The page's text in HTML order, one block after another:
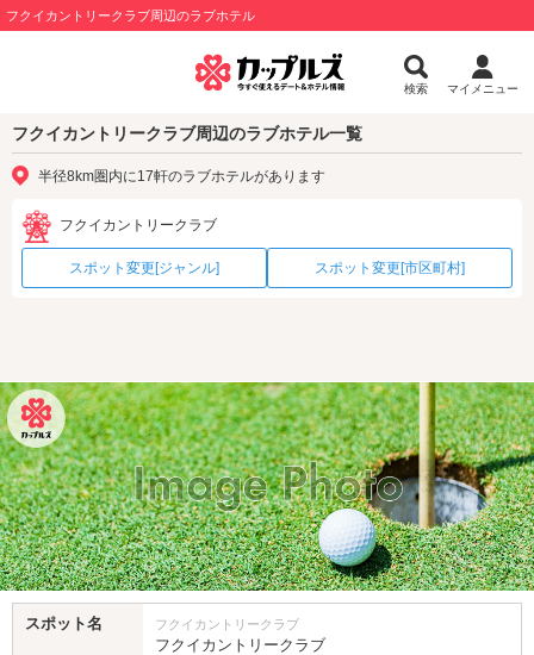
フクイカントリークラブ周辺のラブホテル
検索 マイメニュー
フクイカントリークラブ周辺のラブホテル一覧
半径8km圏内に17軒のラブホテルがあります
フクイカントリークラブ
スポット変更[ジャンル] スポット変更[市区町村]
スポット名 フクイカントリークラブ
フクイカントリークラブ